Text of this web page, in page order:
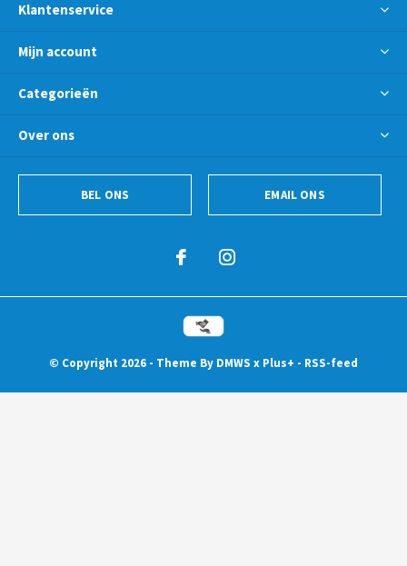
Klantenservice
Mijn account
Categorieën
Over ons
BEL ONS EMAIL ONS
© Copyright 2026 - Theme By DMWS x Plus+ - RSS-feed